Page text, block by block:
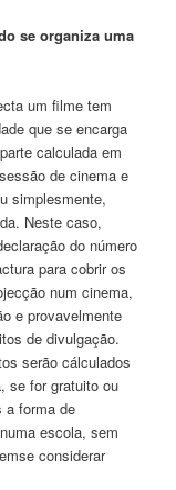
se organiza uma
um filme tem
que se encarga
calculada em
de cinema e
simplesmente,
Neste caso,
do número
para cobrir os
num cinema,
e provavelmente
de divulgação.
serão cálculados
se for gratuito ou
a forma de
escola, sem
considerar